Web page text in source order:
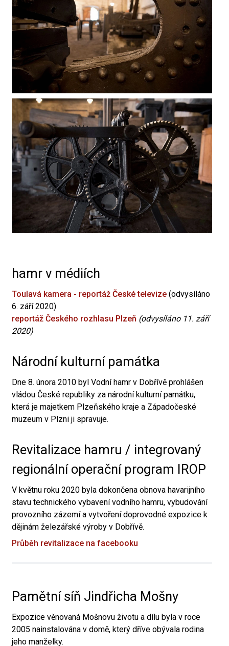
hamr v médiích
Toulavá kamera - reportáž České televize (odvysíláno
6. září 2020)
reportáž Českého rozhlasu Plzeň (odvysíláno 11. září
2020)
Národní kulturní památka
Dne 8. února 2010 byl Vodní hamr v Dobřívě prohlášen
vládou České republiky za národní kulturní památku,
která je majetkem Plzeňského kraje a Západočeské
muzeum v Plzni ji spravuje.
Revitalizace hamru / integrovaný
regionální operační program IROP
V květnu roku 2020 byla dokončena obnova havarijního
stavu technického vybavení vodního hamru, vybudování
provozního zázemí a vytvoření doprovodné expozice k
dějinám železářské výroby v Dobřívě.
Průběh revitalizace na facebooku
Pamětní síň Jindřicha Mošny
Expozice věnovaná Mošnovu životu a dílu byla v roce
2005 nainstalována v domě, který dříve obývala rodina
jeho manželky.